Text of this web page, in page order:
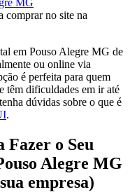
comprar no site na
em Pouso Alegre MG de
ou online via
é perfeita para quem
têm dificuldades em ir até
dúvidas sobre o que é
.
Fazer o Seu
Alegre MG
empresa)